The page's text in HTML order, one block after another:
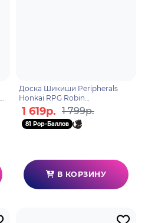
Доска Шикиши Peripherals
Honkai RPG Robin
6942421122784
1 619р. 1 799р.
81 Pop-Баллов
В КОРЗИНУ